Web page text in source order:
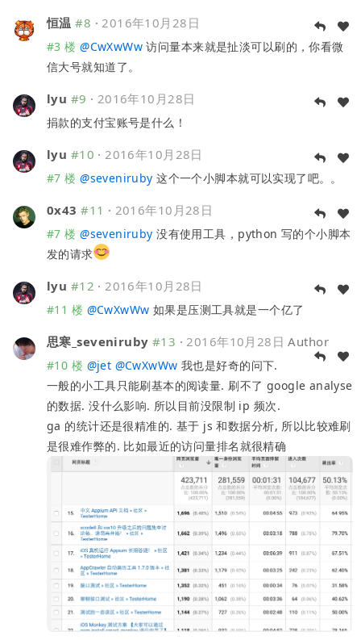
恒温 #8 ·2016年10月28日
#3 楼 @CwXwWw 访问量本来就是扯淡可以刷的，你看微
信大号就知道了。
lyu #9 · 2016年10月28日
捐款的支付宝账号是什么！
lyu #10 ·2016年10月28日
#7 楼 @seveniruby 这个一个小脚本就可以实现了吧。。
0x43 #11 · 2016年10月28日
#7 楼 @seveniruby 没有使用工具，python 写的个小脚本
发的请求
lyu #12 ·2016年10月28日
#11 楼 @CwXwWw 如果是压测工具就是一个亿了
思寒_seveniruby #13 ·2016年10月28日 Author
#10 楼 @jet @CwXwWw 我也是好奇的问下.
一般的小工具只能刷基本的阅读量. 刷不了 google analyse
的数据. 没什么影响. 所以目前没限制 ip 频次.
ga 的统计还是很精准的. 基于 js 和数据分析, 所以比较难刷
是很难作弊的. 比如最近的访问量排名就很精确